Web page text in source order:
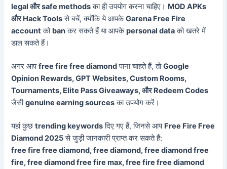
legal और safe methodsका ही उपयोग करना चाहिए। MOD APKs
और Hack Toolsसे बचें, क्योंकि ये आपकेGarena Free Fire
accountको banकर सकते हैं या आपकेpersonal dataको खतरे में
डाल सकते हैं।
अगर आपfree fire free diamondपाना चाहते हैं, तोGoogle
Opinion Rewards, GPT Websites, Custom Rooms,
Tournaments, Elite Pass Giveaways, और Redeem Codes
जैसीgenuine earning sourcesका उपयोग करें।
यहां कुछtrending keywordsदिए गए हैं, जिनसे आप Free Fire Free
Diamond 2025से जुड़ी जानकारी प्राप्त कर सकते हैं:
free fire free diamond, free diamond, free diamond free
fire, free diamond free fire max, free fire free diamond